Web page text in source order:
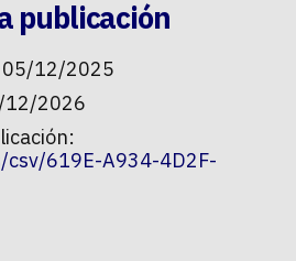
publicación
05/12/2025
12/2026
619E-A934-4D2F-